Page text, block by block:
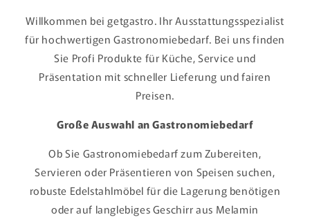
Willkommen bei getgastro. Ihr Ausstattungsspezialist
für hochwertigen Gastronomiebedarf. Bei uns finden
Sie Profi Produkte für Küche, Service und
Präsentation mit schneller Lieferung und fairen
Preisen.
Große Auswahl an Gastronomiebedarf
Ob Sie Gastronomiebedarf zum Zubereiten,
Servieren oder Präsentieren von Speisen suchen,
robuste Edelstahlmöbel für die Lagerung benötigen
oder auf langlebiges Geschirr aus Melamin